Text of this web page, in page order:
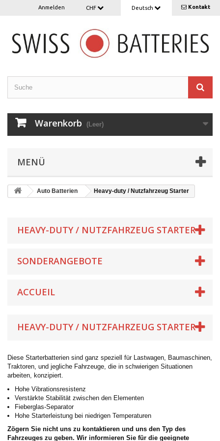
Kontakt
Deutsch
CHF
Anmelden
Warenkorb (Leer)
MENÜ
Auto Batterien Heavy-duty / Nutzfahrzeug Starter
HEAVY-DUTY / NUTZFAHRZEUG STARTER
SONDERANGEBOTE
ACCUEIL
HEAVY-DUTY / NUTZFAHRZEUG STARTER
Diese Starterbatterien sind ganz speziell für Lastwagen, Baumaschinen,
Traktoren, und jegliche Fahrzeuge, die in schwierigen Situationen
arbeiten, konzipiert.
Hohe Vibrationsresistenz
Verstärkte Stabilität zwischen den Elementen
Fieberglas-Separator
Hohe Starterleistung bei niedrigen Temperaturen
Zögern Sie nicht uns zu kontaktieren und uns den Typ des
Fahrzeuges zu geben. Wir informieren Sie für die geeignete